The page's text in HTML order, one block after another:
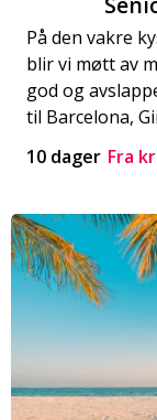
På den vakre
blir vi møtt av
god og
til Barcelona,
10 dager Fra